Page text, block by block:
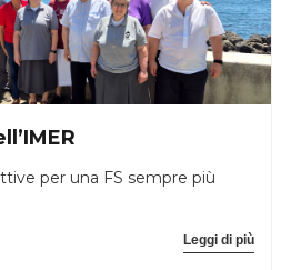
per una FS sempre più
Leggi di più